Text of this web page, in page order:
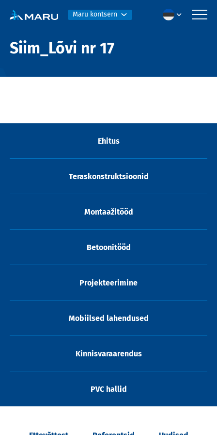
Maru kontsern
Siim_Lõvi nr 17
Ehitus
Teraskonstruktsioonid
Montaažitööd
Betoonitööd
Projekteerimine
Mobiilsed lahendused
Kinnisvaraarendus
PVC hallid